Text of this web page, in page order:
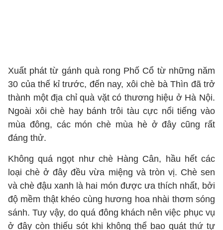
Xuất phát từ gánh quà rong Phố Cổ từ những năm
30 của thế kỉ trước, đến nay, xôi chè bà Thìn đã trở
thành một địa chỉ quà vặt có thương hiệu ở Hà Nội.
Ngoài xôi chè hay bánh trôi tàu cực nổi tiếng vào
mùa đông, các món chè mùa hè ở đây cũng rất
đáng thử.
Không quá ngọt như chè Hàng Cân, hầu hết các
loại chè ở đây đều vừa miệng và tròn vị. Chè sen
và chè đậu xanh là hai món được ưa thích nhất, bởi
độ mềm thật khéo cùng hương hoa nhài thơm sóng
sánh. Tuy vậy, do quá đông khách nên việc phục vụ
ở đây còn thiếu sót khi không thể bao quát thứ tự